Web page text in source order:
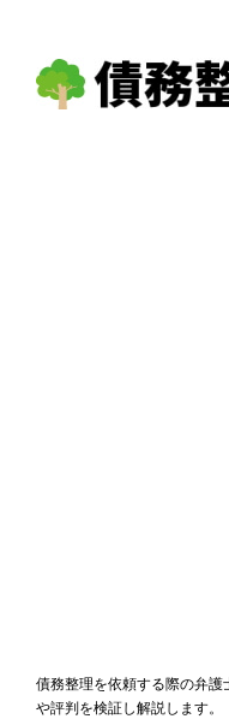
債務整理体験談
債務整理を依頼する際の弁護
や評判を検証し解説し